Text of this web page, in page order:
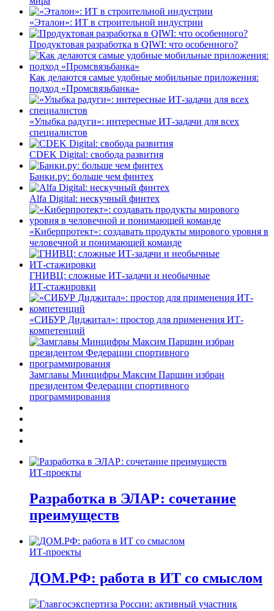
«Эталон»: ИТ в строительной индустрии
Продуктовая разработка в QIWI: что особенного?
Как делаются самые удобные мобильные приложения:
подход «Промсвязьбанка»
«Улыбка радуги»: интересные ИТ-задачи для всех
специалистов
CDEK Digital: свобода развития
Банки.ру: больше чем финтех
Alfa Digital: нескучный финтех
«Киберпротект»: создавать продукты мирового уровня в
человечной и понимающей команде
ГНИВЦ: сложные ИТ‑задачи и необычные
ИТ‑стажировки
«СИБУР Диджитал»: простор для применения ИТ-
компетенций
Замглавы Минцифры Максим Паршин избран
президентом Федерации спортивного
программирования
ИТ-проекты
Разработка в ЭЛАР: сочетание
преимуществ
ИТ-проекты
ДОМ.РФ: работа в ИТ со смыслом